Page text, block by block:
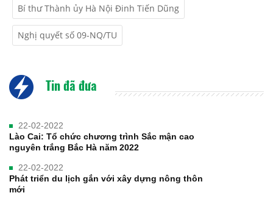
Bí thư Thành ủy Hà Nội Đinh Tiến Dũng
Nghị quyết số 09-NQ/TU
Tin đã đưa
22-02-2022
Lào Cai: Tổ chức chương trình Sắc mận cao
nguyên trắng Bắc Hà năm 2022
22-02-2022
Phát triển du lịch gắn với xây dựng nông thôn
mới